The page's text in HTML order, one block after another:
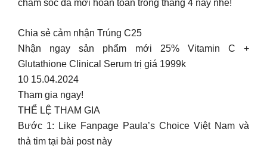
chăm sóc da mới hoàn toàn trong tháng 4 này nhé!
Chia sẻ cảm nhận Trúng C25
Nhận ngay sản phẩm mới 25% Vitamin C +
Glutathione Clinical Serum trị giá 1999k
10 15.04.2024
Tham gia ngay!
THỂ LỆ THAM GIA
Bước 1: Like Fanpage Paula’s Choice Việt Nam và
thả tim tại bài post này